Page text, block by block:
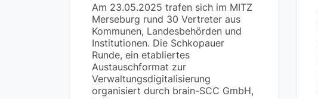
Am 23.05.2025 trafen sich im MITZ
Merseburg rund 30 Vertreter aus
Kommunen, Landesbehörden und
Institutionen. Die Schkopauer
Runde, ein etabliertes
Austauschformat zur
Verwaltungsdigitalisierung
organisiert durch brain-SCC GmbH,